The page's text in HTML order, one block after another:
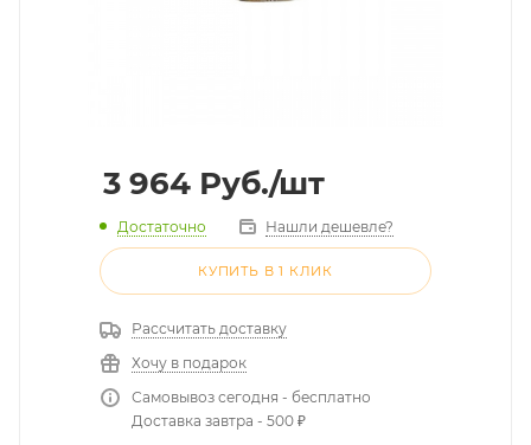
3 964 Руб./шт
Достаточно Нашли дешевле?
КУПИТЬ В 1 КЛИК
Рассчитать доставку
Хочу в подарок
Самовывоз сегодня - бесплатно
Доставка завтра - 500 ₽